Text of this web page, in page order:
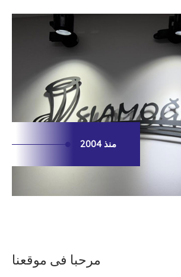
منذ 2004
مرحبا فى موقعنا